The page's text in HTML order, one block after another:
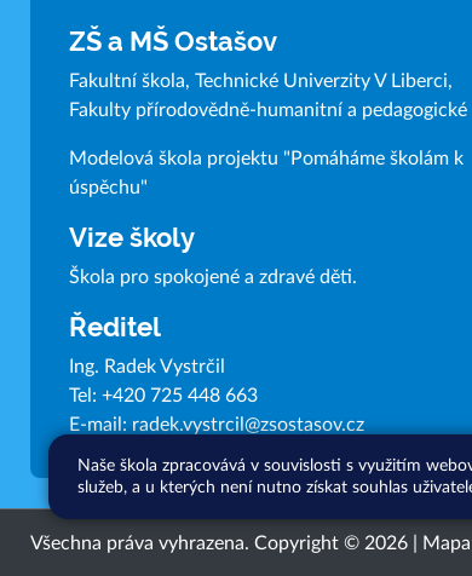
ZŠ a MŠ Ostašov
Fakultní škola, Technické Univerzity V Liberci,
Fakulty přírodovědně-humanitní a pedagogické
Modelová škola projektu "Pomáháme školám k
úspěchu"
Vize školy
Škola pro spokojené a zdravé děti.
Ředitel
Ing. Radek Vystrčil
Tel: +420 725 448 663
E-mail: radek.vystrcil@zsostasov.cz
Všechna práva vyhrazena. Copyright © 2026 |
Naše škola zpracovává v souvislosti s využitím
služeb, a u kterých není nutno získat souhlas